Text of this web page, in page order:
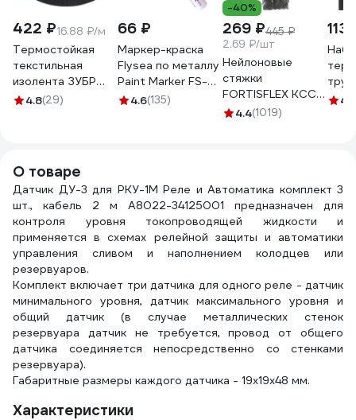
422 ₽16.88 ₽/м
Термостойкая
текстильная
изолента ЗУБР
Авто-Жгут 19 мм х
4.8(29)
66 ₽
Маркер-краска
Flysea по металлу
Paint Marker FS-
110 с
4.6(135)
-40%
269 ₽445 ₽
2.69 ₽/шт
Нейлоновые
стяжки
FORTISFLEX КСС
5х300 черный
4.4(1019)
113
(3:1)
4.7
О товаре
Датчик ДУ-3 для РКУ-1М Реле и Автоматика комплект 3
шт., кабель 2 м A8022-34125001 предназначен для
контроля уровня токопроводящей жидкости и
применяется в схемах релейной защиты и автоматики
управления сливом и наполнением колодцев или
резервуаров.
Комплект включает три датчика для одного реле - датчик
минимального уровня, датчик максимального уровня и
общий датчик (в случае металлических стенок
резервуара датчик не требуется, провод от общего
датчика соединяется непосредственно со стенками
резервуара).
Габаритные размеры каждого датчика - 19х19х48 мм.
Характеристики